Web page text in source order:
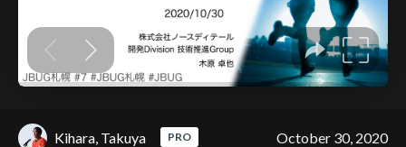
Kihara, Takuya PRO October 30, 2020